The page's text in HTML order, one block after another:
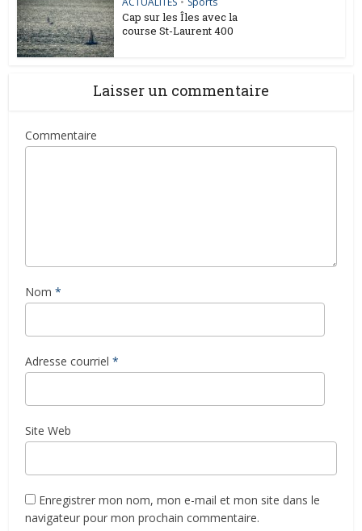
Cap sur les Îles avec la
course St-Laurent 400
Laisser un commentaire
Commentaire
Nom *
Adresse courriel *
Site Web
Enregistrer mon nom, mon e-mail et mon site dans le
navigateur pour mon prochain commentaire.